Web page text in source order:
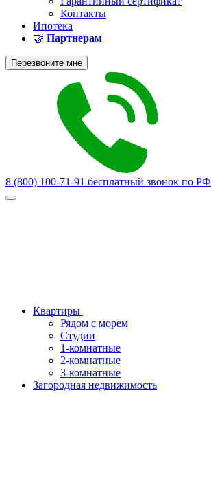
Контакты
Ипотека
🤝 Партнерам
Перезвоните мне
8 (800) 100-71-91 бесплатный звонок по РФ
Квартиры
Рядом с морем
Студии
1-комнатные
2-комнатные
3-комнатные
Загородная недвижимость